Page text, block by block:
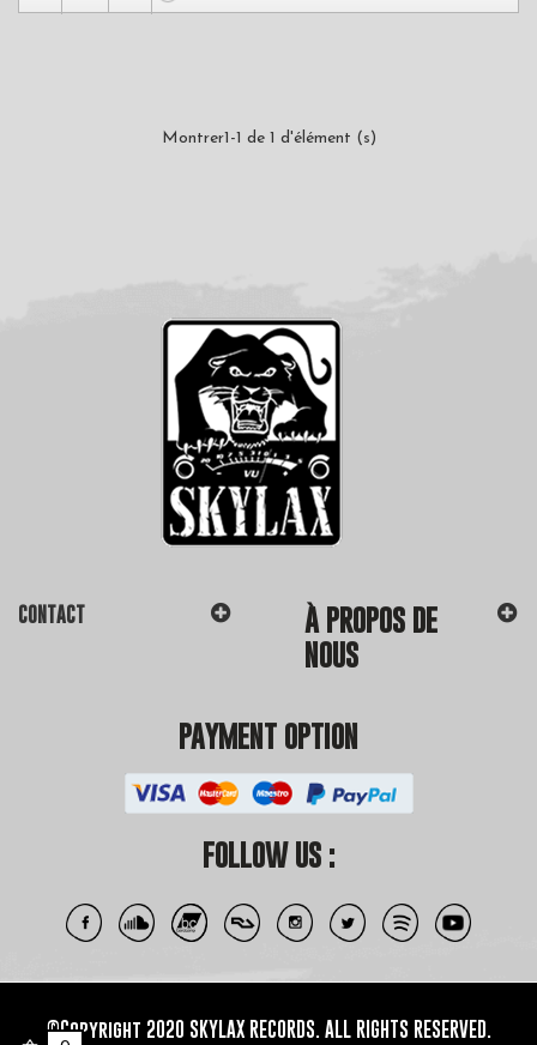
Montrer1-1 de 1 d'élément (s)
CONTACT
À PROPOS DE
NOUS
PAYMENT OPTION
FOLLOW US :
©Copyright 2020 SKYLAX RECORDS. ALL RIGHTS RESERVED.